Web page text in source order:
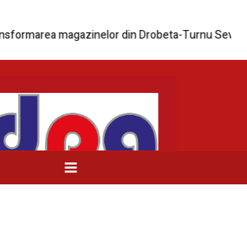
magazinelor din Drobeta-Turnu Severin